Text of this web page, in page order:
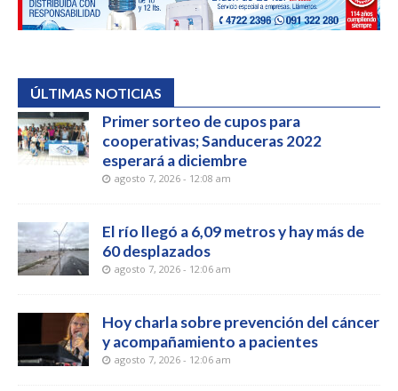
ÚLTIMAS NOTICIAS
Primer sorteo de cupos para
cooperativas; Sanduceras 2022
esperará a diciembre
agosto 7, 2026 - 12:08 am
El río llegó a 6,09 metros y hay más de
60 desplazados
agosto 7, 2026 - 12:06 am
Hoy charla sobre prevención del cáncer
y acompañamiento a pacientes
agosto 7, 2026 - 12:06 am